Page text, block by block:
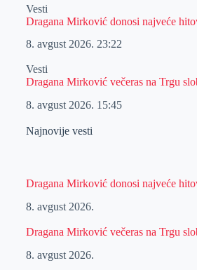
Vesti
Dragana Mirković donosi najveće
8. avgust 2026. 23:22
Vesti
Dragana Mirković večeras na Trgu
8. avgust 2026. 15:45
Najnovije vesti
Dragana Mirković donosi najveće
8. avgust 2026.
Dragana Mirković večeras na Trgu
8. avgust 2026.